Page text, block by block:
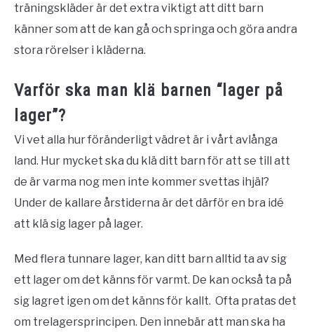
träningskläder är det extra viktigt att ditt barn
känner som att de kan gå och springa och göra andra
stora rörelser i kläderna.
Varför ska man klä barnen “lager på
lager”?
Vi vet alla hur föränderligt vädret är i vårt avlånga
land. Hur mycket ska du klä ditt barn för att se till att
de är varma nog men inte kommer svettas ihjäl?
Under de kallare årstiderna är det därför en bra idé
att klä sig lager på lager.
Med flera tunnare lager, kan ditt barn alltid ta av sig
ett lager om det känns för varmt. De kan också ta på
sig lagret igen om det känns för kallt. Ofta pratas det
om trelagersprincipen. Den innebär att man ska ha